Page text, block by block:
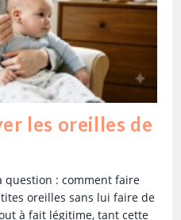
les oreilles de
question : comment faire
oreilles sans lui faire de
à fait légitime, tant cette